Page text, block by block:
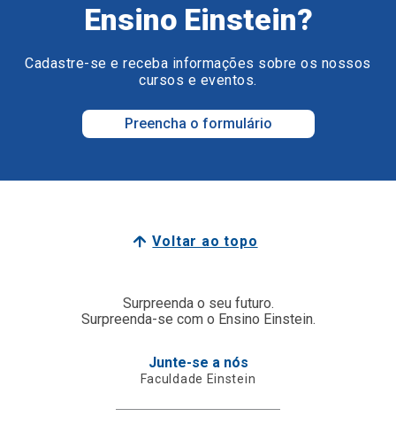
Ensino Einstein?
Cadastre-se e receba informações sobre os nossos
cursos e eventos.
Preencha o formulário
Voltar ao topo
Surpreenda o seu futuro.
Surpreenda-se com o Ensino Einstein.
Junte-se a nós
Faculdade Einstein